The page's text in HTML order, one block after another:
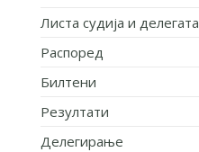
Листа судија и делегата
Распоред
Билтени
Резултати
Делегирање